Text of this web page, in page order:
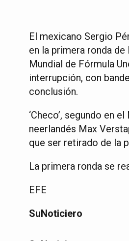
El mexicano Sergio
en la primera ronda
Mundial de Fórmula
interrupción, con
conclusión.
‘Checo’, segundo en
neerlandés Max
que ser retirado de la
La primera ronda se
EFE
SuNoticiero